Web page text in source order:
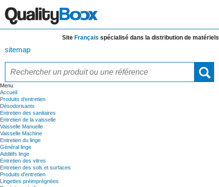
SiteFrançaisspécialisé dans la distribution dematériels
sitemap
Menu
Accueil
Produits d'entretien
Désodorisants
Entretien des sanitaires
Entretien de la vaisselle
Vaisselle Manuelle
Vaisselle Machine
Entretien du linge
Général linge
Additifs linge
Entretien des vitres
Entretien des sols et surfaces
Produits d'entretien
Lingettes préimprégnées